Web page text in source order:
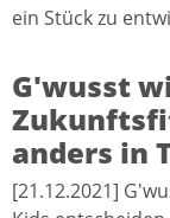
ein Stück zu
G'wusst
anders in
[21.12.2021]